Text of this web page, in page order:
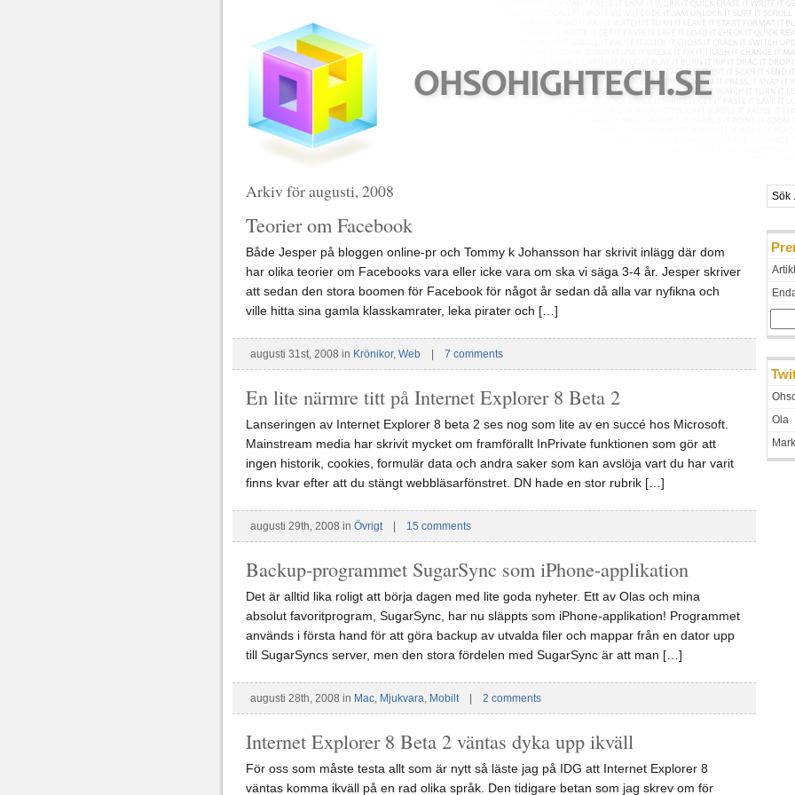
Arkiv för augusti, 2008
Teorier om Facebook
Både Jesper på bloggen online-pr och Tommy k Johansson har skrivit inlägg där dom
har olika teorier om Facebooks vara eller icke vara om ska vi säga 3-4 år. Jesper skriver
att sedan den stora boomen för Facebook för något år sedan då alla var nyfikna och
ville hitta sina gamla klasskamrater, leka pirater och […]
augusti 31st, 2008 in Krönikor, Web 7 comments
En lite närmre titt på Internet Explorer 8 Beta 2
Lanseringen av Internet Explorer 8 beta 2 ses nog som lite av en succé hos Microsoft.
Mainstream media har skrivit mycket om framförallt InPrivate funktionen som gör att
ingen historik, cookies, formulär data och andra saker som kan avslöja vart du har varit
finns kvar efter att du stängt webbläsarfönstret. DN hade en stor rubrik […]
augusti 29th, 2008 in Övrigt| 15 comments
Backup-programmet SugarSync som iPhone-applikation
Det är alltid lika roligt att börja dagen med lite goda nyheter. Ett av Olas och mina
absolut favoritprogram, SugarSync, har nu släppts som iPhone-applikation! Programmet
används i första hand för att göra backup av utvalda filer och mappar från en dator upp
till SugarSyncs server, men den stora fördelen med SugarSync är att man […]
augusti 28th, 2008 in Mac, Mjukvara, Mobilt| 2 comments
Internet Explorer 8 Beta 2 väntas dyka upp ikväll
För oss som måste testa allt som är nytt så läste jag på IDG att Internet Explorer 8
väntas komma ikväll på en rad olika språk. Den tidigare betan som jag skrev om för
Ola